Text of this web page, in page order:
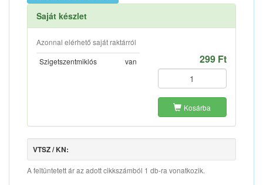
Saját készlet
Azonnal elérhető saját raktárról
Szigetszentmiklós
van 299 Ft
Kosárba
VTSZ / KN:
A feltüntetett ár az adott cikkszámból 1 db-ra vonatkozik.